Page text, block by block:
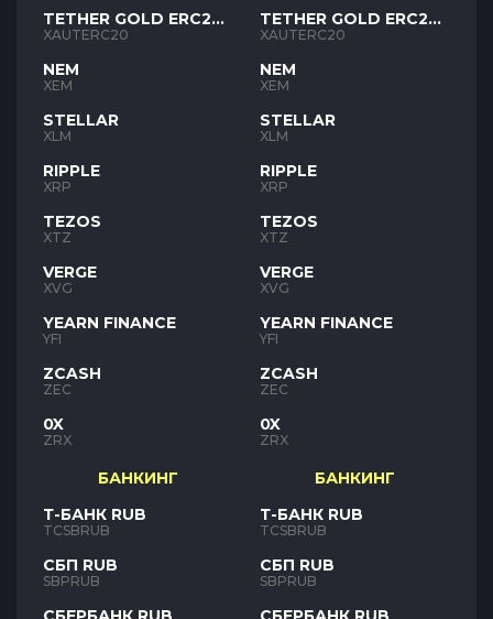
TETHER GOLD ERC20
XAUT
XAUTERC20
NEM
XEM
STELLAR
XLM
RIPPLE
XRP
TEZOS
XTZ
VERGE
XVG
YEARN FINANCE
YFI
ZCASH
ZEC
0X
ZRX
БАНКИНГ
Т-БАНК RUB
TCSBRUB
СБП RUB
SBPRUB
TETHER GOLD ERC20
XAUT
XAUTERC20
NEM
XEM
STELLAR
XLM
RIPPLE
XRP
TEZOS
XTZ
VERGE
XVG
YEARN FINANCE
YFI
ZCASH
ZEC
0X
ZRX
БАНКИНГ
Т-БАНК RUB
TCSBRUB
СБП RUB
SBPRUB